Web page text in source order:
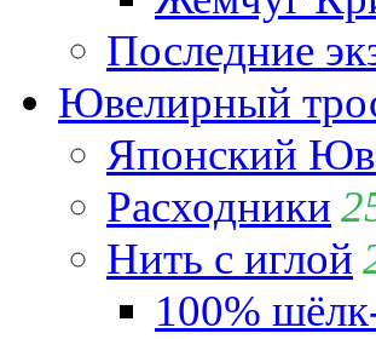
Последние
Ювелирный
Японский
Расходники
Нить с иглой
100%